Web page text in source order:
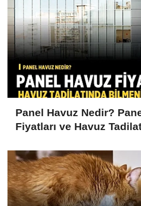
Panel Havuz Nedir?
Fiyatları ve Havuz